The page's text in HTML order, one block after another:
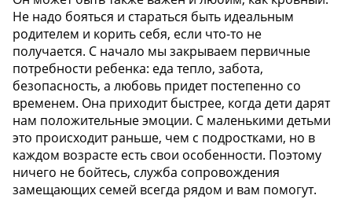
Не надо бояться и стараться быть идеальным
родителем и корить себя, если что-то не
получается. С начало мы закрываем первичные
потребности ребенка: еда тепло, забота,
безопасность, а любовь придет постепенно со
временем. Она приходит быстрее, когда дети дарят
нам положительные эмоции. С маленькими детьми
это происходит раньше, чем с подростками, но в
каждом возрасте есть свои особенности. Поэтому
ничего не бойтесь, служба сопровождения
замещающих семей всегда рядом и вам помогут.